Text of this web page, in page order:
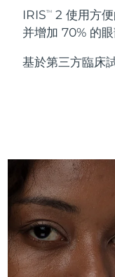
IRISTM
2 使用方
并增加 70% 的
基於第三方臨床
All
眼部
All
毛孔護理
2-in-1
Serum
For18%
護膚品
匈牙利
冰島
曼島
以色列
義大利
日本